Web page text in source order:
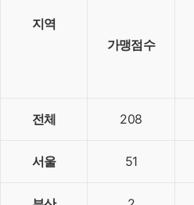
지역
가맹점수
전체 208
서울 51